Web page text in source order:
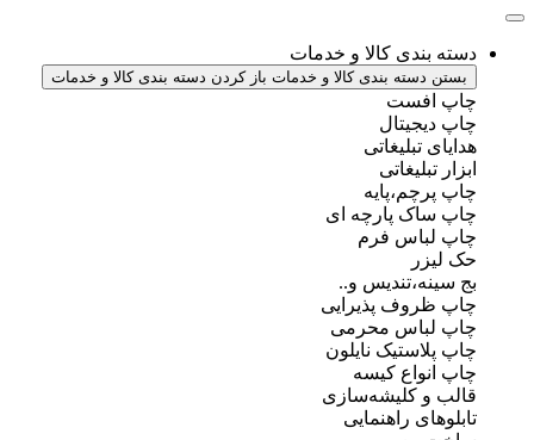
کالا و خدمات
بندی کالا و خدمات باز کردن دسته بندی کالا و خدمات
پارچه ای
فرم
و..
پذیرایی
محرمی
نایلون
کیسه
کلیشه‌سازی
راهنمایی